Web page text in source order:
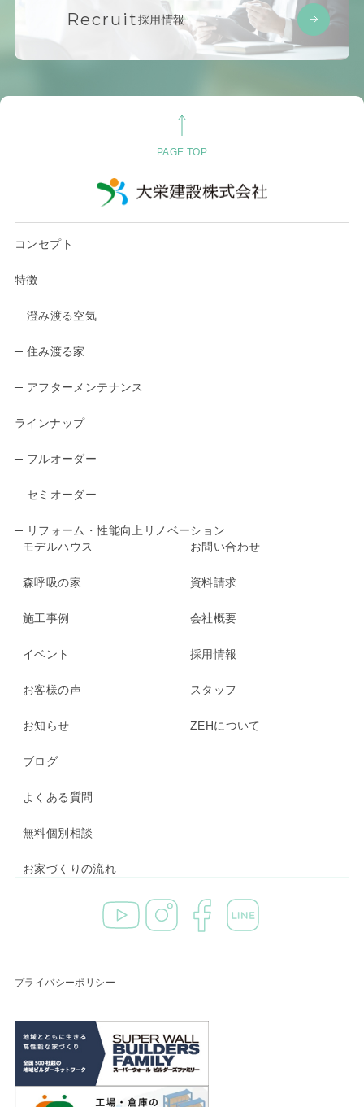
Recruit採用情報
PAGE TOP
コンセプト
特徴
─ 澄み渡る空気
─ 住み渡る家
─ アフターメンテナンス
ラインナップ
─ フルオーダー
─ セミオーダー
─ リフォーム・性能向上リノベーション
モデルハウス
森呼吸の家
施工事例
イベント
お客様の声
お知らせ
ブログ
よくある質問
無料個別相談
お家づくりの流れ
お問い合わせ
資料請求
会社概要
採用情報
スタッフ
ZEHについて
プライバシーポリシー